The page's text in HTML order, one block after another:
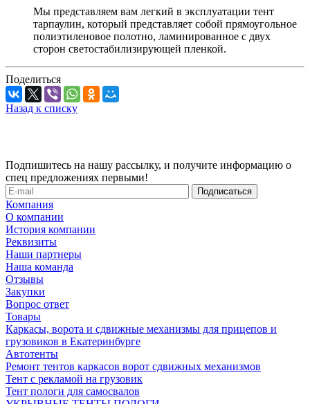
Мы представляем вам легкий в эксплуатации тент
тарпаулин, который представляет собой прямоугольное
полиэтиленовое полотно, ламинированное с двух
сторон светостабилизирующей пленкой.
Поделиться
Назад к списку
Подпишитесь на нашу рассылку, и получите информацию о
спец предложениях первыми!
Компания
О компании
История компании
Реквизиты
Наши партнеры
Наша команда
Отзывы
Закупки
Вопрос ответ
Товары
Каркасы, ворота и сдвижные механизмы для прицепов и
грузовиков в Екатеринбурге
Автотенты
Ремонт тентов каркасов ворот сдвижных механизмов
Тент с рекламой на грузовик
Тент пологи для самосвалов